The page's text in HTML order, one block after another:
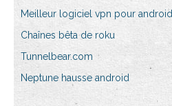
Meilleur logiciel vpn pour android
Chaînes bêta de roku
Tunnelbear.com
Neptune hausse android